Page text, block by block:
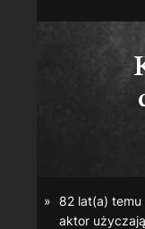
82 lat(a) temu
aktor